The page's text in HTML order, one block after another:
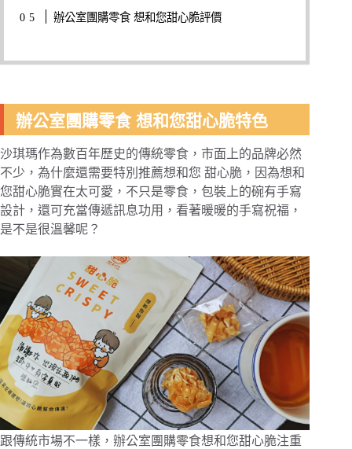
辦公室團購零食 想和您甜心脆評價
辦公室團購零食 想和您甜心脆特色
沙琪瑪作為數百年歷史的傳統零食，市面上的品牌必然
不少，為什麼還需要特別推薦想和您 甜心脆，因為想和
您甜心脆實在太可愛，不只是零食，包裝上的碗有手寫
設計，還可充當傳遞訊息功用，看著暖暖的手寫祝福，
是不是很溫馨呢？
跟傳統市場不一樣，辦公室團購零食想和您甜心脆注重